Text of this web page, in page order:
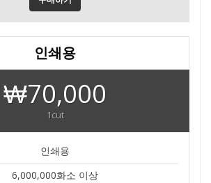
인쇄용
₩70,000
1cut
인쇄용
6,000,000화소 이상